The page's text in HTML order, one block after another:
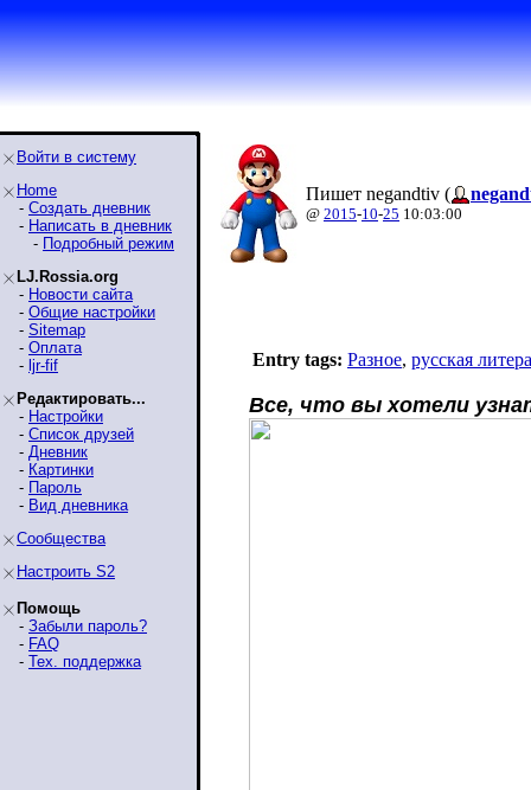
Войти в систему
Home
- Создать дневник
- Написать в дневник
- Подробный режим
LJ.Rossia.org
- Новости сайта
- Общие настройки
- Sitemap
- Оплата
- ljr-fif
Редактировать...
- Настройки
- Список друзей
- Дневник
- Картинки
- Пароль
- Вид дневника
Сообщества
Настроить S2
Помощь
- Забыли пароль?
- FAQ
- Тех. поддержка
Пишет negandtiv (
@ 2015-10-25 10:03:00
Entry tags: Разное, русская
Все, что вы хотели